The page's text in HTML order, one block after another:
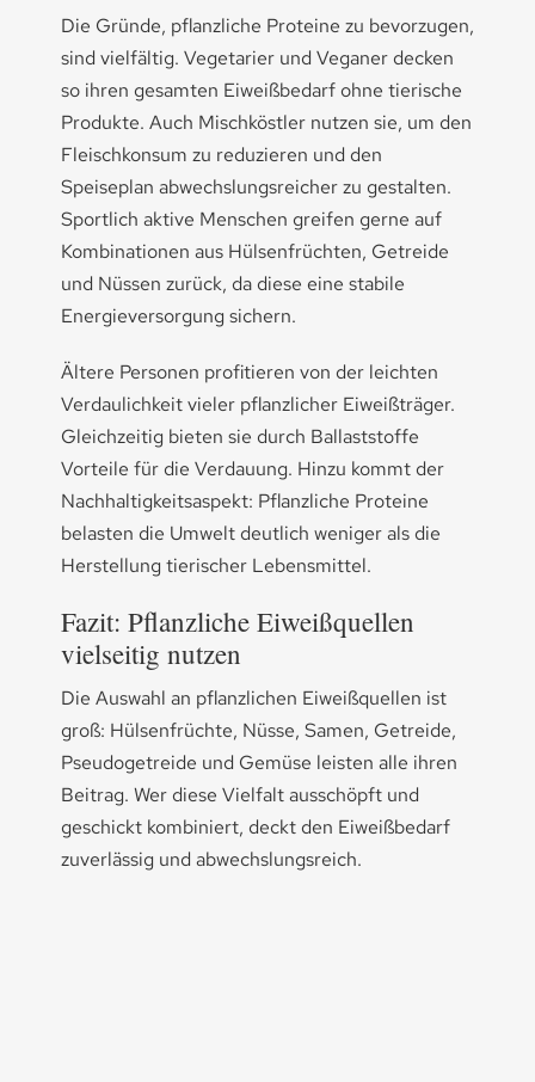
Die Gründe, pflanzliche Proteine zu bevorzugen,
sind vielfältig. Vegetarier und Veganer decken
so ihren gesamten Eiweißbedarf ohne tierische
Produkte. Auch Mischköstler nutzen sie, um den
Fleischkonsum zu reduzieren und den
Speiseplan abwechslungsreicher zu gestalten.
Sportlich aktive Menschen greifen gerne auf
Kombinationen aus Hülsenfrüchten, Getreide
und Nüssen zurück, da diese eine stabile
Energieversorgung sichern.
Ältere Personen profitieren von der leichten
Verdaulichkeit vieler pflanzlicher Eiweißträger.
Gleichzeitig bieten sie durch Ballaststoffe
Vorteile für die Verdauung. Hinzu kommt der
Nachhaltigkeitsaspekt: Pflanzliche Proteine
belasten die Umwelt deutlich weniger als die
Herstellung tierischer Lebensmittel.
Fazit: Pflanzliche Eiweißquellen
vielseitig nutzen
Die Auswahl an pflanzlichen Eiweißquellen ist
groß: Hülsenfrüchte, Nüsse, Samen, Getreide,
Pseudogetreide und Gemüse leisten alle ihren
Beitrag. Wer diese Vielfalt ausschöpft und
geschickt kombiniert, deckt den Eiweißbedarf
zuverlässig und abwechslungsreich.